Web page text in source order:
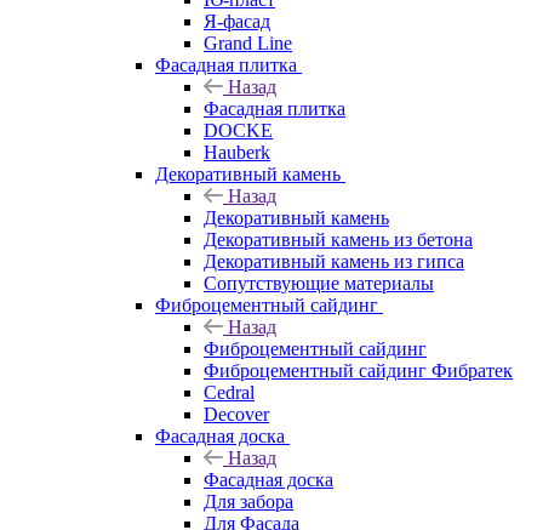
Я-фасад
Grand Line
Фасадная плитка
Назад
Фасадная плитка
DOCKE
Hauberk
Декоративный камень
Назад
Декоративный камень
Декоративный камень из бетона
Декоративный камень из гипса
Сопутствующие материалы
Фиброцементный сайдинг
Назад
Фиброцементный сайдинг
Фиброцементный сайдинг Фибратек
Cedral
Decover
Фасадная доска
Назад
Фасадная доска
Для забора
Для Фасада